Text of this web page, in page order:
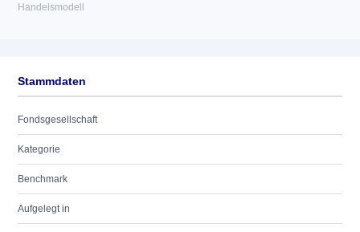
Handelsmodell
Stammdaten
Fondsgesellschaft
Kategorie
Benchmark
Aufgelegt in